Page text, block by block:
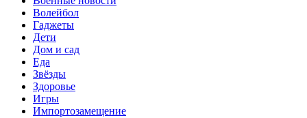
Волейбол
Гаджеты
Дети
Дом и сад
Еда
Звёзды
Здоровье
Игры
Импортозамещение